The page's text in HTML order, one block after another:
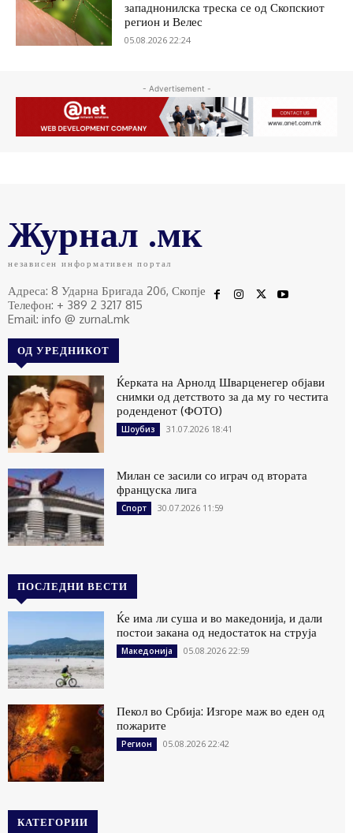
западнонилска треска се од Скопскиот
регион и Велес
05.08.2026 22:24
- Advertisement -
Журнал .мк
независен информативен портал
Адреса: 8 Ударна Бригада 20б, Скопје
Телефон: + 389 2 3217 815
Email: info @ zurnal.mk
ОД УРЕДНИКОТ
Ќерката на Арнолд Шварценегер објави
снимки од детството за да му го честита
роденденот (ФОТО)
Шоубиз 31.07.2026 18:41
Милан се засили со играч од втората
француска лига
Спорт 30.07.2026 11:59
ПОСЛЕДНИ ВЕСТИ
Ќе има ли суша и во македонија, и дали
постои закана од недостаток на струја
Македонија 05.08.2026 22:59
Пекол во Србија: Изгоре маж во еден од
пожарите
Регион 05.08.2026 22:42
КАТЕГОРИИ